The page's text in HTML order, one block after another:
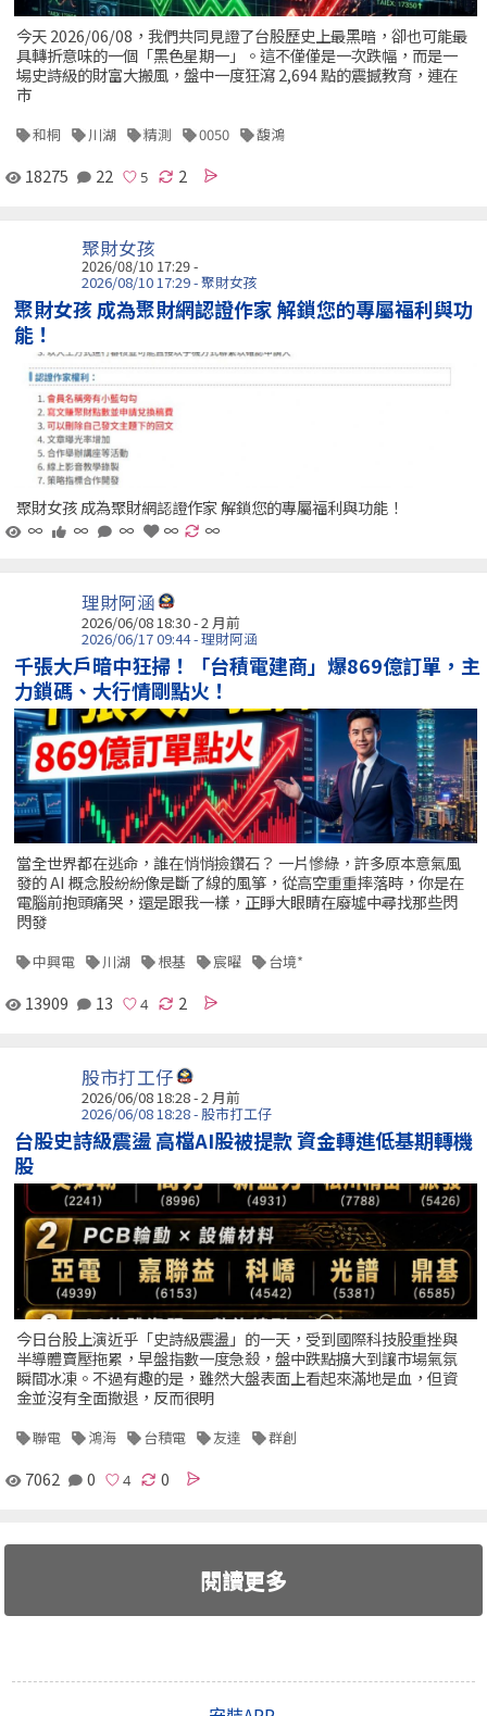
今天 2026/06/08，我們共同見證了台股歷史上最黑暗，卻也可能最
具轉折意味的一個「黑色星期一」。這不僅僅是一次跌幅，而是一
場史詩級的財富大搬風，盤中一度狂瀉 2,694 點的震撼教育，連在
市
和桐 川湖 精測 0050 馥鴻
18275 22 2
聚財女孩
2026/08/10 17:29 -
2026/08/10 17:29 - 聚財女孩
聚財女孩 成為聚財網認證作家 解鎖您的專屬福利與功
能！
聚財女孩 成為聚財網認證作家 解鎖您的專屬福利與功能！
∞
∞ ∞ ∞ ∞
理財阿涵
2026/06/08 18:30 - 2 月前
2026/06/17 09:44 - 理財阿涵
千張大戶暗中狂掃！「台積電建商」爆869億訂單，主
力鎖碼、大行情剛點火！
當全世界都在逃命，誰在悄悄撿鑽石？ 一片慘綠，許多原本意氣風
發的 AI 概念股紛紛像是斷了線的風箏，從高空重重摔落時，你是在
電腦前抱頭痛哭，還是跟我一樣，正睜大眼睛在廢墟中尋找那些閃
閃發
中興電 川湖 根基 宸曜 台境*
13909 13 2
股市打工仔
2026/06/08 18:28 - 2 月前
2026/06/08 18:28 - 股市打工仔
台股史詩級震盪 高檔AI股被提款 資金轉進低基期轉機
股
今日台股上演近乎「史詩級震盪」的一天，受到國際科技股重挫與
半導體賣壓拖累，早盤指數一度急殺，盤中跌點擴大到讓市場氣氛
瞬間冰凍。不過有趣的是，雖然大盤表面上看起來滿地是血，但資
金並沒有全面撤退，反而很明
聯電 鴻海 台積電 友達 群創
7062 0 0
閱讀更多